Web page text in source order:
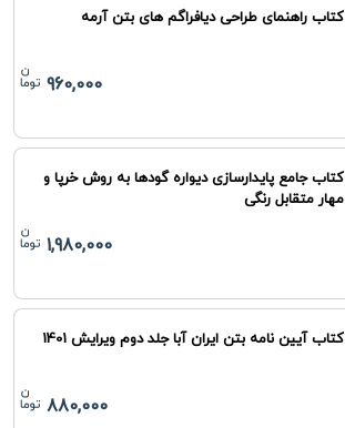
کتاب راهنمای طراحی دیافراگم های بتن آرمه
960,000
کتاب جامع پایدارسازی دیواره گودها به روش خرپا و
مهار متقابل رنگی
1,980,000
کتاب آیین نامه بتن ایران آبا جلد دوم ویرایش 1401
880,000